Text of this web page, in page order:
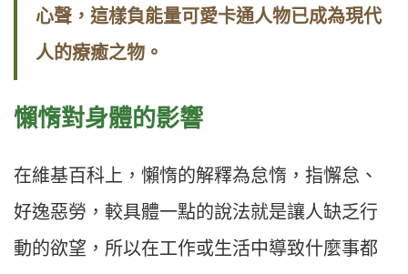
心聲，這樣負能量可愛卡通人物已成為現代
人的療癒之物。
懶惰對身體的影響
在維基百科上，懶惰的解釋為怠惰，指懈怠、
好逸惡勞，較具體一點的說法就是讓人缺乏行
動的欲望，所以在工作或生活中導致什麼事都